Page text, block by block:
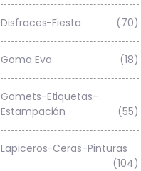
Disfraces-Fiesta (70)
Goma Eva (18)
Gomets-Etiquetas-
Estampación
(55)
Lapiceros-Ceras-Pinturas
(104)